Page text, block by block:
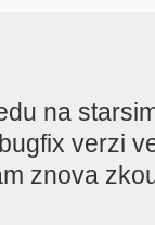
na
verzi
znova